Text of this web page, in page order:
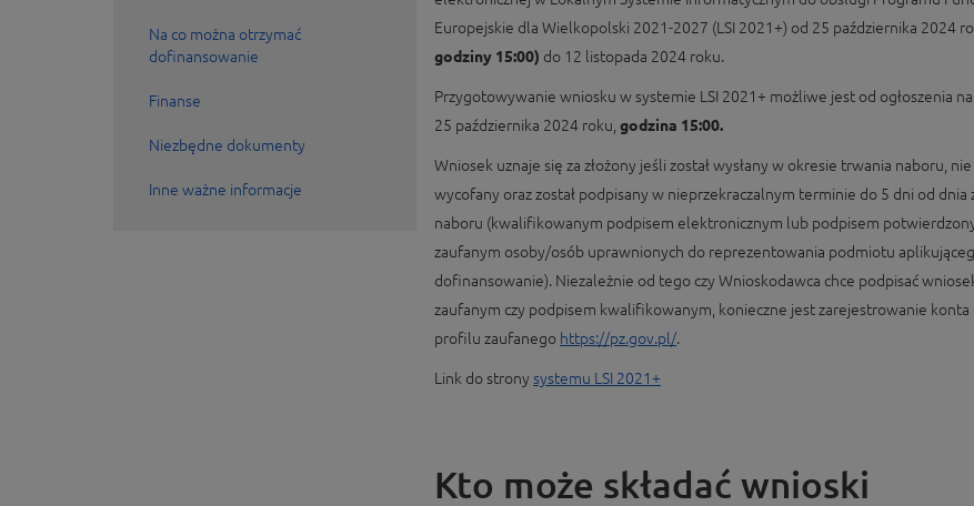
Na co można otrzymać
dofinansowanie
Finanse
Niezbędne dokumenty
Inne ważne informacje
Europejskie dla Wielkopolski 2021-2027 (LSI 2021+) od 25 października 2024
godziny 15:00) do 12 listopada 2024 roku.
Przygotowywanie wniosku w systemie LSI 2021+ możliwe jest od ogłoszenia
25 października 2024 roku, godzina 15:00.
Wniosek uznaje się za złożony jeśli został wysłany w okresie trwania naboru, nie
wycofany oraz został podpisany w nieprzekraczalnym terminie do 5 dni od dnia
naboru (kwalifikowanym podpisem elektronicznym lub podpisem
zaufanym osoby/osób uprawnionych do reprezentowania podmiotu
dofinansowanie). Niezależnie od tego czy Wnioskodawca chce podpisać
zaufanym czy podpisem kwalifikowanym, konieczne jest zarejestrowanie konta
profilu zaufanego https://pz.gov.pl/.
Link do strony systemu LSI 2021+
Kto może składać wnioski